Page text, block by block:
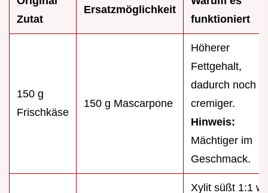
Zutat
Ersatzmöglichkeit
funktioniert
150 g
Frischkäse
150 g Mascarpone
Höherer
Fettgehalt,
dadurch noch
cremiger.
Hinweis:
Mächtiger im
Geschmack.
Xylit süßt 1:1